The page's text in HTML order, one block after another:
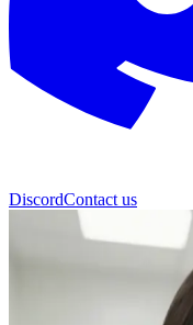
DiscordContact us